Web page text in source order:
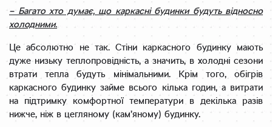
– Багато хто думає, що каркасні будинки будуть відносно
холодними.
Це абсолютно не так. Стіни каркасного будинку мають
дуже низьку теплопровідність, а значить, в холодні сезони
втрати тепла будуть мінімальними. Крім того, обігрів
каркасного будинку займе всього кілька годин, а витрати
на підтримку комфортної температури в декілька разів
нижче, ніж в цегляному (кам’яному) будинку.